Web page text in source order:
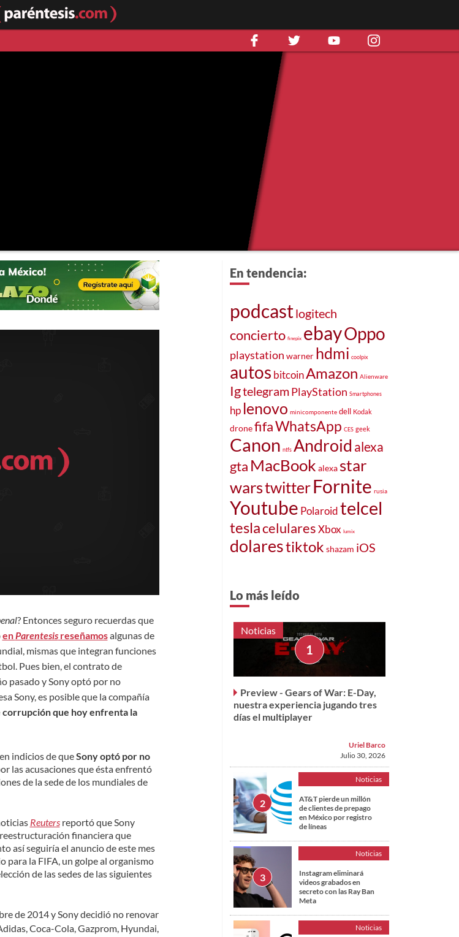
? Entonces seguro recuerdas que
enParentesisreseñamosalgunas de
mismas que integran funciones
Pues bien, el contrato de
pasado y Sony optó por no
Sony, es posible que la compañía
corrupciónque hoy enfrenta la
indicios de queSony optó por no
las acusaciones que ésta enfrentó
de la sede de los mundiales de
Reutersreportó que Sony
financiera que
así seguiría el anuncio de este mes
la FIFA, un golpe al organismo
de las sedes de las siguientes
de 2014 y Sony decidió no renovar
Coca-Cola, Gazprom, Hyundai,
En tendencia:
podcast logitech
concierto finepix ebayOppo
playstation warner hdmi coolpix
autos bitcoinAmazon Alienware
IgtelegramPlayStation Smartphones
hp lenovo minicomponente dell Kodak
dronefifaWhatsApp CES geek
Canon ntfs Android alexa
gta MacBook alexa star
warstwitterFornite rusia
Youtube Polaroid telcel
teslacelularesXbox lumix
dolarestiktok shazam iOS
Lo más leído
Noticias
Preview - Gears of War: E-Day,
nuestra experiencia jugando tres
días el multiplayer
Uriel Barco
Julio 30, 2026
Noticias
AT&T pierde un millón
de clientes de prepago
en México por registro
de líneas
Noticias
Instagram eliminará
videos grabados en
secreto con las Ray Ban
Meta
Noticias